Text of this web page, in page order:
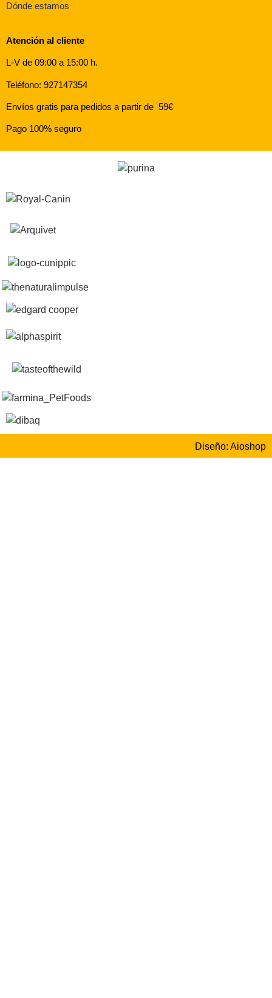
Dónde estamos
Atención al cliente
L-V de 09:00 a 15:00 h.
Teléfono: 927147354
Envíos gratis para pedidos a partir de 59€
Pago 100% seguro
Diseño: Aioshop